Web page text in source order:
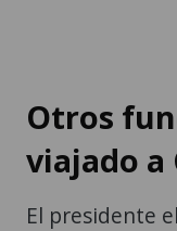
Otros
viajado a
El presidente